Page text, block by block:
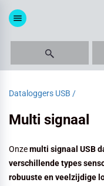
menu
Dataloggers USB /
Multi signaal
Onzemulti signaal USB
verschillende types
robuuste en veelzijdige